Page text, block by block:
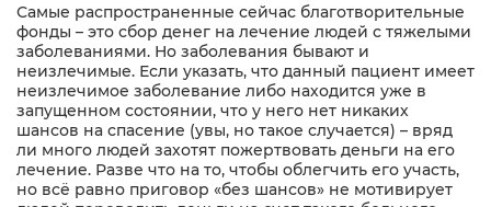
Самые распространенные сейчас благотворительные
фонды – это сбор денег на лечение людей с тяжелыми
заболеваниями. Но заболевания бывают и
неизлечимые. Если указать, что данный пациент имеет
неизлечимое заболевание либо находится уже в
запущенном состоянии, что у него нет никаких
шансов на спасение (увы, но такое случается) – вряд
ли много людей захотят пожертвовать деньги на его
лечение. Разве что на то, чтобы облегчить его участь,
но всё равно приговор «без шансов» не мотивирует
Заказать звонок
Даюсогласие на обработку персональных данных
Номер телефона
Отправить
Даюсогласие на обработку персональных данных
Дата выдачи паспорта
Номер ИНН
(Необязательно)
Желаемый
ежемесячный доход
Кем выдан
Адрес прописки
Номер ИНН
Дата выдачи паспорта
Номер ИНН
(Необязательно)
Желаемый
ежемесячный доход